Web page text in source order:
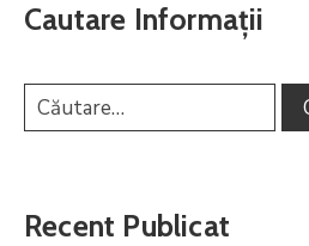
Cautare Informații
Recent Publicat